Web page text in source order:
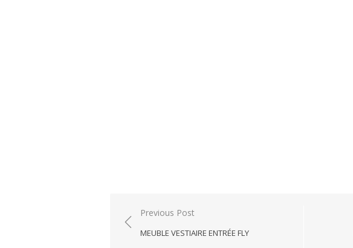
Post
navigation
Previous Post
MEUBLE VESTIAIRE ENTRÉE FLY